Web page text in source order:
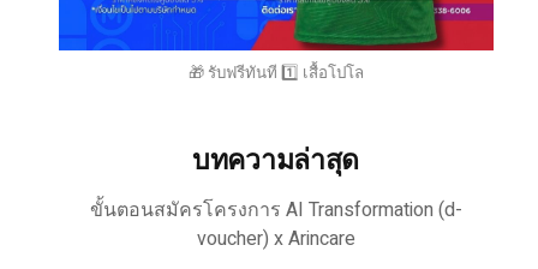
🎁 รับฟรีทันที 1️⃣ เสื้อโปโล
บทความล่าสุด
ขั้นตอนสมัครโครงการ AI Transformation (d-
voucher) x Arincare